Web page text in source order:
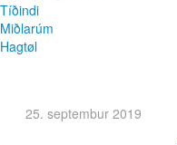
Tíðindi
Miðlarúm
Hagtøl
25. septembur 2019